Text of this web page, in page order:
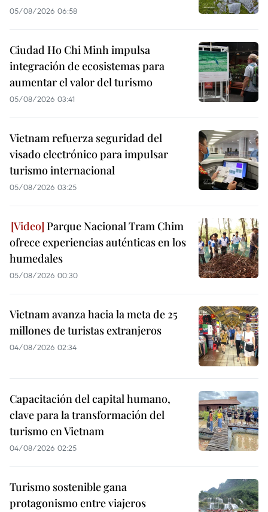
05/08/2026 06:58
Ciudad Ho Chi Minh impulsa
integración de ecosistemas para
aumentar el valor del turismo
05/08/2026 03:41
Vietnam refuerza seguridad del
visado electrónico para impulsar
turismo internacional
05/08/2026 03:25
Parque Nacional Tram Chim
ofrece experiencias auténticas en los
humedales
05/08/2026 00:30
Vietnam avanza hacia la meta de 25
millones de turistas extranjeros
04/08/2026 02:34
Capacitación del capital humano,
clave para la transformación del
turismo en Vietnam
04/08/2026 02:25
Turismo sostenible gana
protagonismo entre viajeros